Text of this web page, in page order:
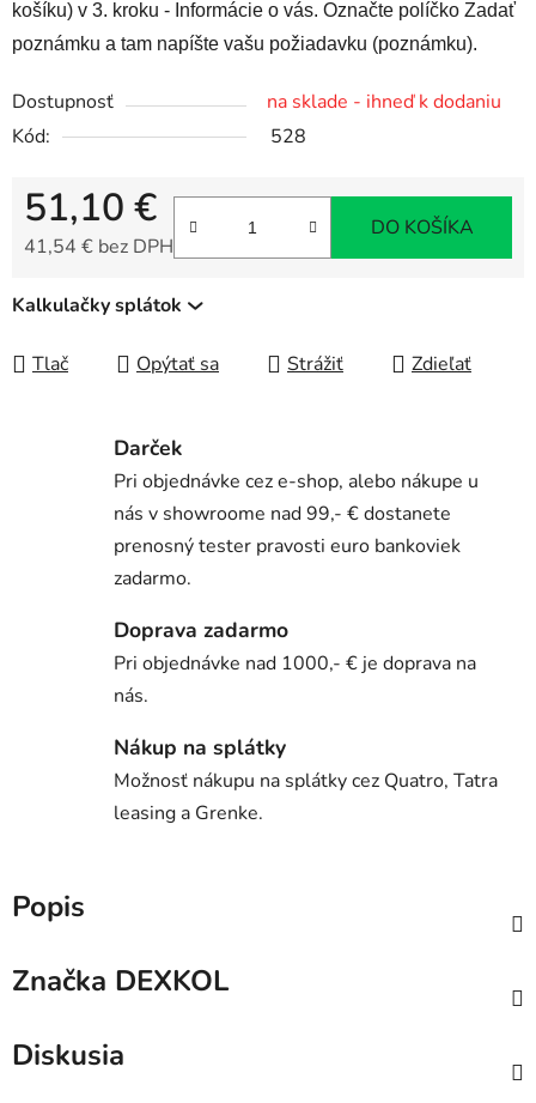
košíku) v 3. kroku - Informácie o vás. Označte políčko Zadať
poznámku a tam napíšte vašu požiadavku (poznámku).
Dostupnosť
na sklade - ihneď k dodaniu
Kód:
528
51,10 €
41,54 € bez DPH
DO KOŠÍKA
Kalkulačky splátok
Tlač Opýtať sa Strážiť Zdieľať
Darček
Pri objednávke cez e-shop, alebo nákupe u
nás v showroome nad 99,- € dostanete
prenosný tester pravosti euro bankoviek
zadarmo.
Doprava zadarmo
Pri objednávke nad 1000,- € je doprava na
nás.
Nákup na splátky
Možnosť nákupu na splátky cez Quatro, Tatra
leasing a Grenke.
Popis
Značka DEXKOL
Diskusia